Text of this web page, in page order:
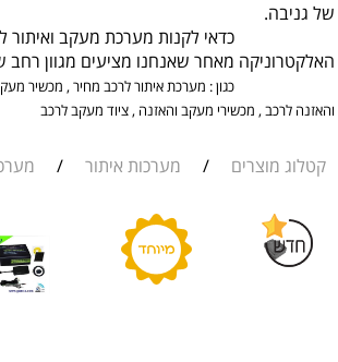
גניבה.
לקנות מערכת מעקב ואיתור
מאחר שאנחנו מציעים מגוון רחב של
כגון : מערכת איתור לרכב מחיר , מכשיר מעקב
לרכב , מכשירי מעקב והאזנה , ציוד מעקב לרכב
מוצרים מערכות איתור מערכת